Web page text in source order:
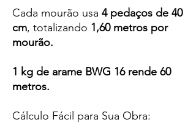
Cada mourão usa 4 pedaços de 40
cm, totalizando 1,60 metros por
mourão.
1 kg de arame BWG 16 rende 60
metros.
Cálculo Fácil para Sua Obra: